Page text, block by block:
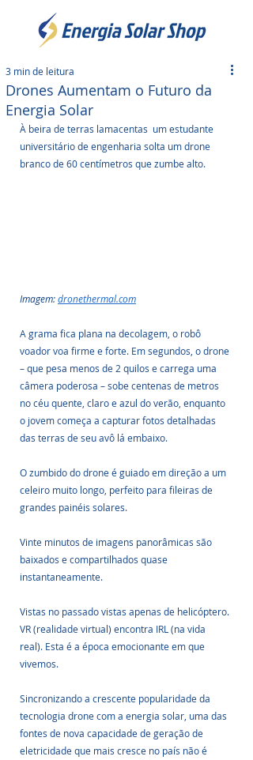
Drones Aumentam o Futuro da
Energia Solar
3 min de leitura
À beira de terras lamacentas  um estudante
universitário de engenharia solta um drone
branco de 60 centímetros que zumbe alto.
Imagem: dronethermal.com
A grama fica plana na decolagem, o robô
voador voa firme e forte. Em segundos, o drone
– que pesa menos de 2 quilos e carrega uma
câmera poderosa – sobe centenas de metros
no céu quente, claro e azul do verão, enquanto
o jovem começa a capturar fotos detalhadas
das terras de seu avô lá embaixo.
O zumbido do drone é guiado em direção a um
celeiro muito longo, perfeito para fileiras de
grandes painéis solares.
Vinte minutos de imagens panorâmicas são
baixados e compartilhados quase
instantaneamente.
Vistas no passado vistas apenas de helicóptero.
VR (realidade virtual) encontra IRL (na vida
real). Esta é a época emocionante em que
vivemos.
Sincronizando a crescente popularidade da
tecnologia drone com a energia solar, uma das
fontes de nova capacidade de geração de
eletricidade que mais cresce no país não é